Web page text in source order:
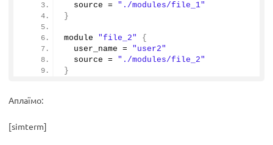
  source =
"./modules/file_1"
}
module "file_2"
{
  user_name =
"user2"
  source =
"./modules/file_2"
}
Аплаїмо:
[simterm]